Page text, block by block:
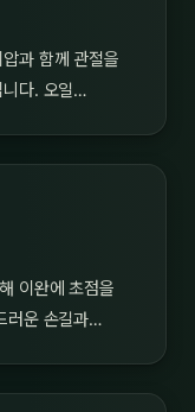
압과 함께 관절을
니다. 오일…
이완에 초점을
러운 손길과…